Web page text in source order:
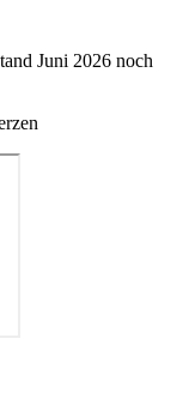
Juni 2026 noch